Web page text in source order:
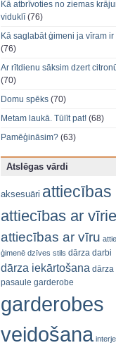
Kā atbrīvoties no ziemas
viduklī(76)
Kā saglabāt ģimeni ja vīram ir
(76)
Ar rītdienu sāksim dzert
(70)
Domu spēks (70)
Metam laukā. Tūlīt pat! (68)
Pamēģināsim? (63)
Atslēgas vārdi
aksesuāri attiecības
attiecības ar
attiecības ar vīru
ģimenē dzīves stils dārza darbi
dārza iekārtošana dārza
pasaule garderobe
garderobes
veidošana